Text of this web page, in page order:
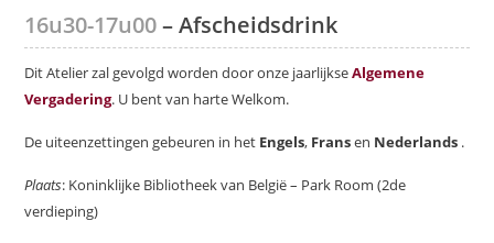
16u30-17u00– Afscheidsdrink
Dit Atelier zal gevolgd worden door onze jaarlijkseAlgemene
Vergadering. U bent van harte Welkom.
De uiteenzettingen gebeuren in het Engels, Fransen Nederlands .
Plaats: Koninklijke Bibliotheek van België – Park Room (2de
verdieping)